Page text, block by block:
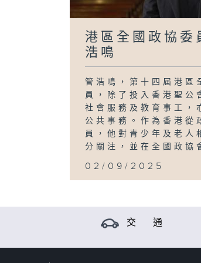
港區全國政協委
浩鳴
管浩鳴，第十四屆港區
員，除了投入香港聖公
社會服務及教育事工，
公共事務。作為香港從
員，他對青少年及老人
分關注，並在全國政協
02/09/2025
交 通